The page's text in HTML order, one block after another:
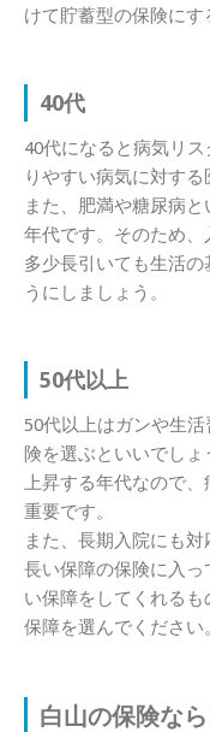
けて貯蓄型の保険にす
40代
40代になると病気リ
りやすい病気に対する
また、肥満や糖尿病
年代です。そのため
多少長引いても生活
うにしましょう。
50代以上
50代以上はガンや生
険を選ぶといいでし
上昇する年代なので
重要です。
また、長期入院にも
長い保障の保険に入
い保障をしてくれる
保障を選んでください。
白山の保険な